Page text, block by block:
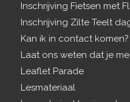
Inschrijving Fietsen met
Inschrijving Zilte Teelt
Kan ik in contact komen?
Laat ons weten dat je
Leaflet Parade
Lesmateriaal